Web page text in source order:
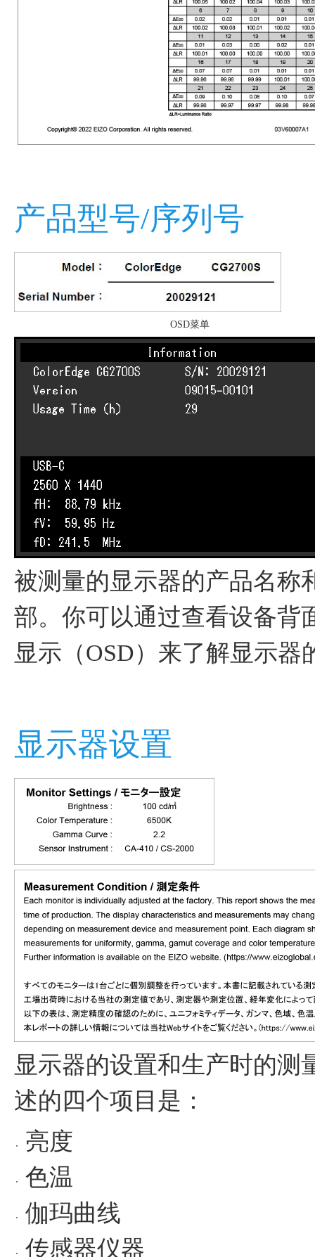
产品型号/序列号
OSD菜单
被测量的显示器的产品名称
部。你可以通过查看设备背
显示（OSD）来了解显示器
显示器设置
显示器的设置和生产时的测
述的四个项目是：
亮度
色温
伽玛曲线
传感器仪器